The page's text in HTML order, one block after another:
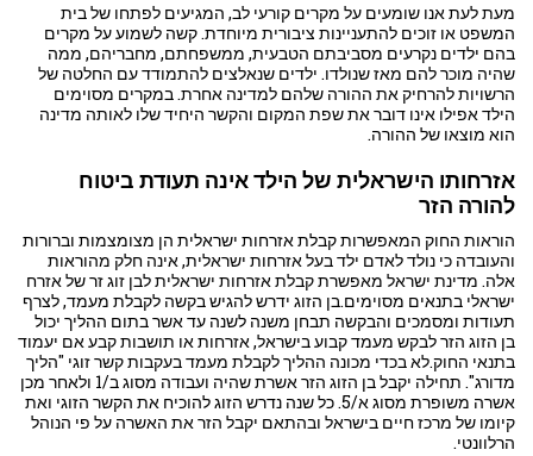
מעת לעת אנו שומעים על מקרים קורעי לב, המגיעים לפתחו של בית
המשפט או זוכים להתעניינות ציבורית מיוחדת. קשה לשמוע על מקרים
בהם ילדים נקרעים מסביבתם הטבעית, ממשפחתם, מחבריהם, ממה
שהיה מוכר להם מאז שנולדו. ילדים שנאלצים להתמודד עם החלטה של
הרשויות להרחיק את ההורה שלהם למדינה אחרת. במקרים מסוימים
הילד אפילו אינו דובר את שפת המקום והקשר היחיד שלו לאותה מדינה
הוא מוצאו של ההורה.
אזרחותו הישראלית של הילד אינה תעודת ביטוח
להורה הזר
הוראות החוק המאפשרות קבלת אזרחות ישראלית הן מצומצמות וברורות
והעובדה כי נולד לאדם ילד בעל אזרחות ישראלית, אינה חלק מהוראות
אלה. מדינת ישראל מאפשרת קבלת אזרחות ישראלית לבן זוג זר של אזרח
ישראלי בתנאים מסוימים.בן הזוג ידרש להגיש בקשה לקבלת מעמד, לצרף
תעודות ומסמכים והבקשה תבחן משנה לשנה עד אשר בתום ההליך יכול
בן הזוג הזר לבקש מעמד קבוע בישראל, אזרחות או תושבות קבע אם יעמוד
בתנאי החוק.לא בכדי מכונה ההליך לקבלת מעמד בעקבות קשר זוגי "הליך
מדורג". תחילה יקבל בן הזוג הזר אשרת שהיה ועבודה מסוג ב/1 ולאחר מכן
אשרה משופרת מסוג א/5. כל שנה נדרש הזוג להוכיח את הקשר הזוגי ואת
קיומו של מרכז חיים בישראל ובהתאם יקבל הזר את האשרה על פי הנוהל
הרלוונטי.